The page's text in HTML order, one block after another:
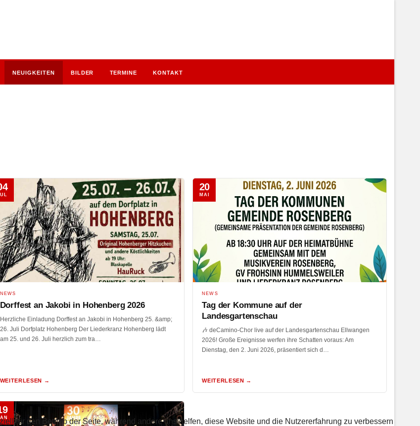
NEUIGKEITEN BILDER TERMINE KONTAKT
NEWS
Dorffest an Jakobi in Hohenberg 2026
Herzliche Einladung Dorffest an Jakobi in Hohenberg 25. &amp;
26. Juli Dorfplatz Hohenberg Der Liederkranz Hohenberg lädt
am 25. und 26. Juli herzlich zum tra…
WEITERLESEN →
20
MAI
NEWS
Tag der Kommune auf der
Landesgartenschau
🎶 deCamino-Chor live auf der Landesgartenschau Ellwangen
2026! Große Ereignisse werfen ihre Schatten voraus: Am
Dienstag, den 2. Juni 2026, präsentiert sich d…
WEITERLESEN →
für den Betrieb der Seite, während andere uns helfen, diese Website und die Nutzererfahrung zu verbessern